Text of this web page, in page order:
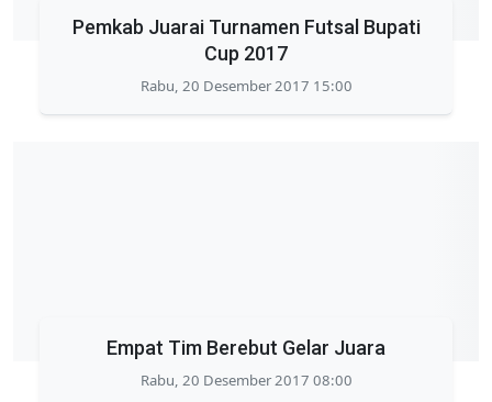
Pemkab Juarai Turnamen Futsal Bupati
Cup 2017
Rabu, 20 Desember 2017 15:00
Empat Tim Berebut Gelar Juara
Rabu, 20 Desember 2017 08:00